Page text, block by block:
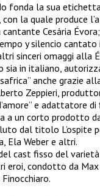
fonda la sua
la quale produce
Cesária
y silencio
sinceri omaggi alla
sia in italiano,
anche grazie
Zeppieri,
e adattatore di
a un corto prodotto
dal titolo L’ospite
Ela Weber e altri.
cast fisso del
eroi, condotto da